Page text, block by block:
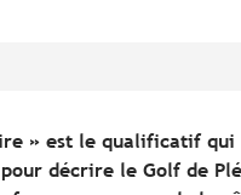
» est le qualificatif
décrire le Golf de